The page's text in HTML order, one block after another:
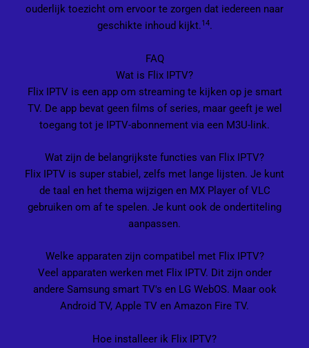
ouderlijk toezicht om ervoor te zorgen dat iedereen naar
geschikte inhoud kijkt.14.
FAQ
Wat is Flix IPTV?
Flix IPTV is een app om streaming te kijken op je smart
TV. De app bevat geen films of series, maar geeft je wel
toegang tot je IPTV-abonnement via een M3U-link.
Wat zijn de belangrijkste functies van Flix IPTV?
Flix IPTV is super stabiel, zelfs met lange lijsten. Je kunt
de taal en het thema wijzigen en MX Player of VLC
gebruiken om af te spelen. Je kunt ook de ondertiteling
aanpassen.
Welke apparaten zijn compatibel met Flix IPTV?
Veel apparaten werken met Flix IPTV. Dit zijn onder
andere Samsung smart TV's en LG WebOS. Maar ook
Android TV, Apple TV en Amazon Fire TV.
Hoe installeer ik Flix IPTV?